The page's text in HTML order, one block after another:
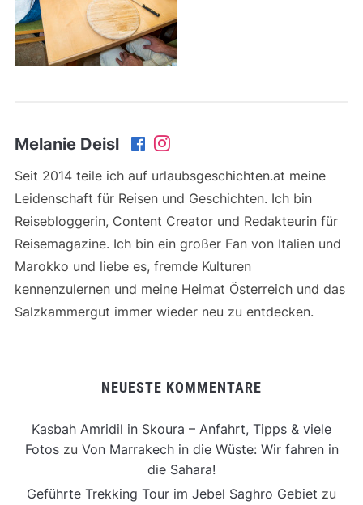
Melanie Deisl
Seit 2014 teile ich auf urlaubsgeschichten.at meine
Leidenschaft für Reisen und Geschichten. Ich bin
Reisebloggerin, Content Creator und Redakteurin für
Reisemagazine. Ich bin ein großer Fan von Italien und
Marokko und liebe es, fremde Kulturen
kennenzulernen und meine Heimat Österreich und das
Salzkammergut immer wieder neu zu entdecken.
NEUESTE KOMMENTARE
Kasbah Amridil in Skoura – Anfahrt, Tipps & viele
Fotoszu Von Marrakech in die Wüste: Wir fahren in
die Sahara!
Geführte Trekking Tour im Jebel Saghro Gebiet zu